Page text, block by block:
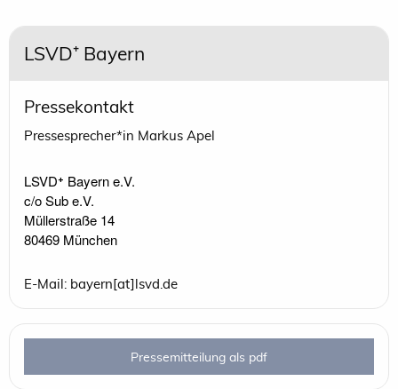
LSVD⁺ Bayern
Pressekontakt
Pressesprecher*in Markus Apel
LSVD⁺ Bayern e.V.
c/o Sub e.V.
Müllerstraße 14
80469 München
E-Mail: bayern[at]lsvd.de
Pressemitteilung als pdf